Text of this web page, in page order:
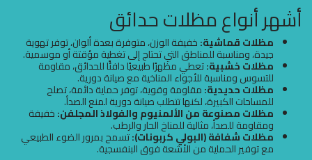
أشهر أنواع مظلات حدائق
مظلات قماشية:خفيفة الوزن، متوفرة بعدة ألوان، توفر تهوية
جيدة، ومناسبة للمناطق التي تحتاج إلى تغطية مؤقتة أو موسمية.
مظلات خشبية:تعطي مظهرًا طبيعيًا دافئًا للحدائق، مقاومة
للتسوس ومناسبة للأجواء المناخية مع صيانة دورية.
مظلات حديدية:مقاومة وقوية، توفر حماية دائمة، تصلح
للمساحات الكبيرة، لكنها تتطلب صيانة دورية لمنع الصدأ.
مظلات مصنوعة من الألمنيوم والفولاذ المجلفن:خفيفة
ومقاومة للصدأ، مثالية للمناخ الحار والرطب.
مظلات شفافة (البولي كربونات):تسمح بمرور الضوء الطبيعي
مع توفير الحماية من الأشعة فوق البنفسجية.